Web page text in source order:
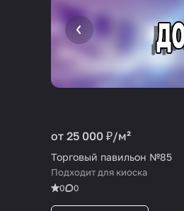
от 25 000 ₽/м²
Торговый павильон №85
Подходит для киоска
0 0